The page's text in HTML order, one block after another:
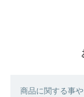
商品に関する事